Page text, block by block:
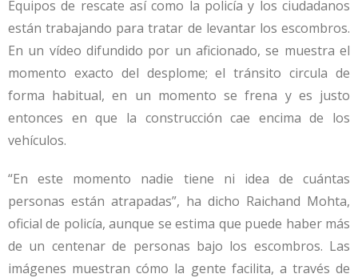
Equipos de rescate así como la policía y los ciudadanos
están trabajando para tratar de levantar los escombros.
En un vídeo difundido por un aficionado, se muestra el
momento exacto del desplome; el tránsito circula de
forma habitual, en un momento se frena y es justo
entonces en que la construcción cae encima de los
vehículos.
“En este momento nadie tiene ni idea de cuántas
personas están atrapadas”, ha dicho Raichand Mohta,
oficial de policía, aunque se estima que puede haber más
de un centenar de personas bajo los escombros. Las
imágenes muestran cómo la gente facilita, a través de